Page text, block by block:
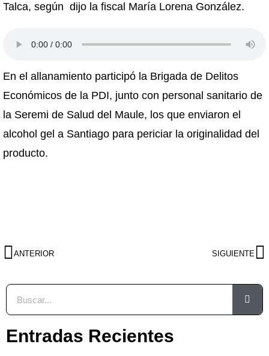
Talca, según dijo la fiscal María Lorena González.
En el allanamiento participó la Brigada de Delitos
Económicos de la PDI, junto con personal sanitario de
la Seremi de Salud del Maule, los que enviaron el
alcohol gel a Santiago para periciar la originalidad del
producto.
ANTERIOR SIGUIENTE
Entradas Recientes